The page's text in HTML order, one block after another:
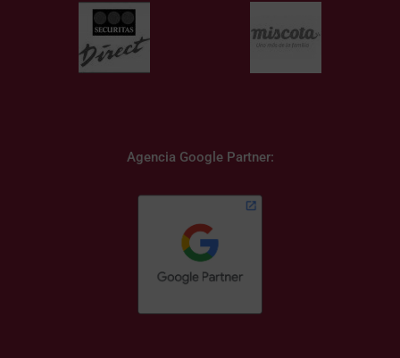
Agencia Google Partner: